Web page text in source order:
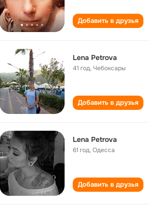
Добавить в друзья
Lena Petrova
41 год,Чебоксары
Добавить в друзья
Lena Petrova
61 год,Одесса
Добавить в друзья